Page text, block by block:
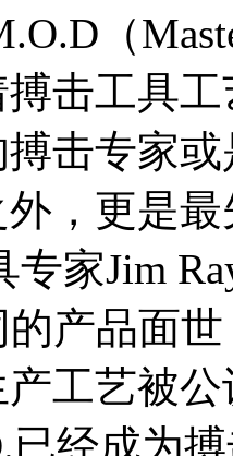
（
击工具
击专家
外，更是
专家Jim
的产品面
工艺被
已经成为